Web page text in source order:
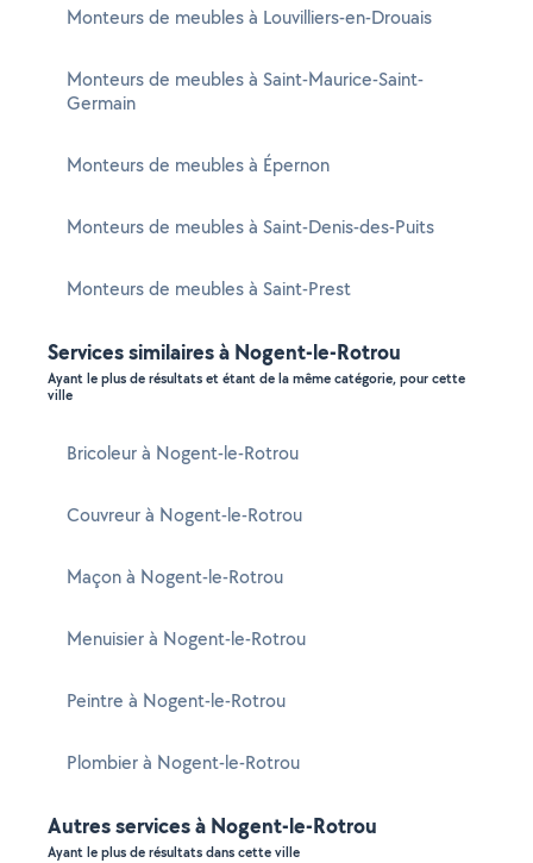
Monteurs de meubles à Louvilliers-en-Drouais
Monteurs de meubles à Saint-Maurice-Saint-
Germain
Monteurs de meubles à Épernon
Monteurs de meubles à Saint-Denis-des-Puits
Monteurs de meubles à Saint-Prest
Services similaires à Nogent-le-Rotrou
Ayant le plus de résultats et étant de la même catégorie, pour cette
ville
Bricoleur à Nogent-le-Rotrou
Couvreur à Nogent-le-Rotrou
Maçon à Nogent-le-Rotrou
Menuisier à Nogent-le-Rotrou
Peintre à Nogent-le-Rotrou
Plombier à Nogent-le-Rotrou
Autres services à Nogent-le-Rotrou
Ayant le plus de résultats dans cette ville